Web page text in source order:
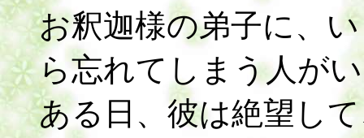
お釈迦様の弟子に、
ら忘れてしまう人が
ある日、彼は絶望し